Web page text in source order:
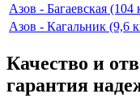
Азов - Багаевская (104
Азов - Кагальник (9,6
Качество и
гарантия